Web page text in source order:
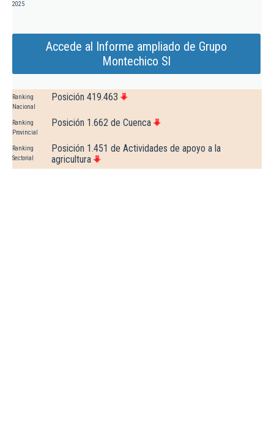
2025
Accede al Informe ampliado de Grupo
Montechico Sl
Ranking
Nacional
Posición 419.463
Ranking
Provincial
Posición 1.662 de Cuenca
Ranking
Sectorial
Posición 1.451 de Actividades de apoyo a la
agricultura